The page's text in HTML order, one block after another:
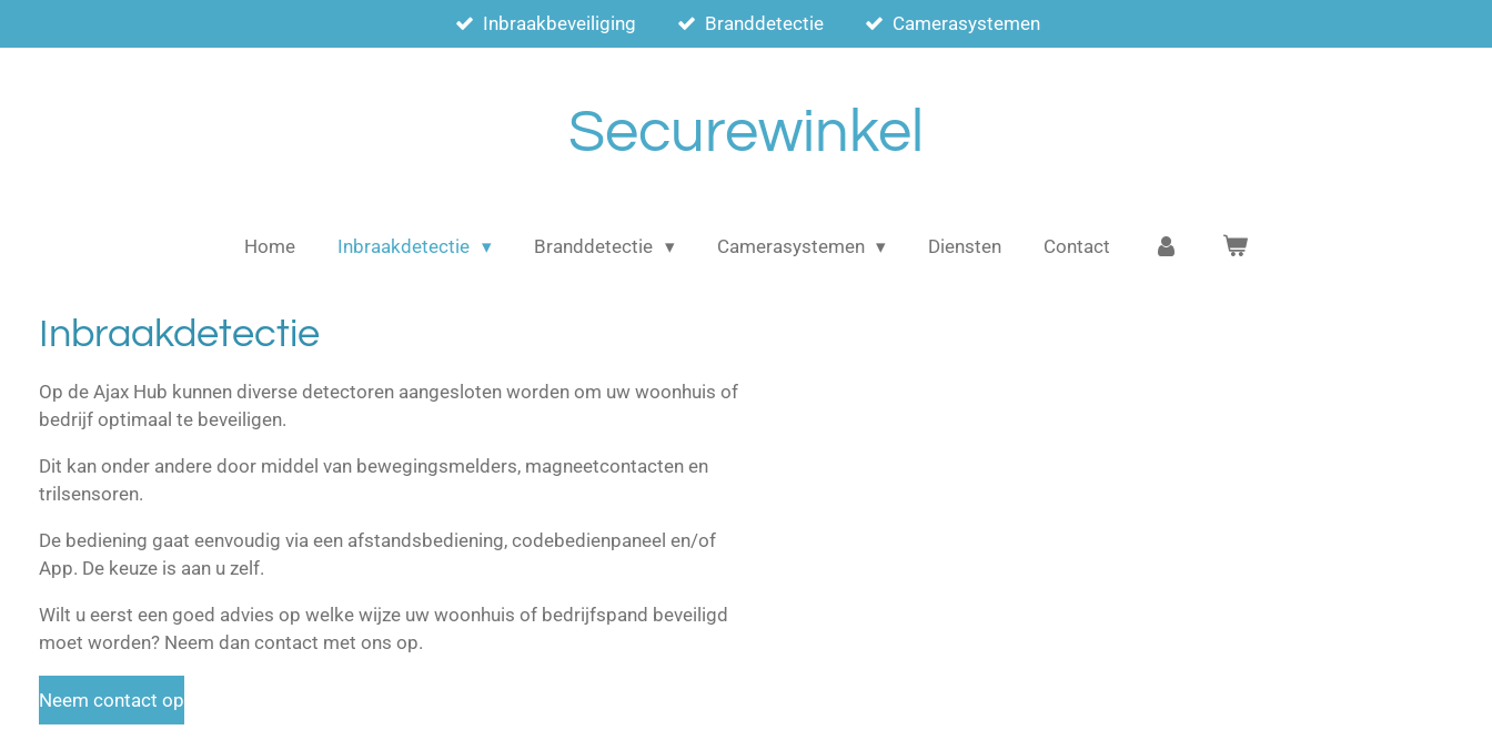
direct
Inbraakbeveiliging Branddetectie Camerasystemen
Securewinkel
Home Inbraakdetectie Branddetectie Camerasystemen Diensten Contact
Inbraakdetectie
Op de Ajax Hub kunnen diverse detectoren aangesloten worden om uw woonhuis of
bedrijf optimaal te beveiligen.
Dit kan onder andere door middel van bewegingsmelders, magneetcontacten en
trilsensoren.
De bediening gaat eenvoudig via een afstandsbediening, codebedienpaneel en/of
App. De keuze is aan u zelf.
Wilt u eerst een goed advies op welke wijze uw woonhuis of bedrijfspand beveiligd
moet worden? Neem dan contact met ons op.
Neem contact op